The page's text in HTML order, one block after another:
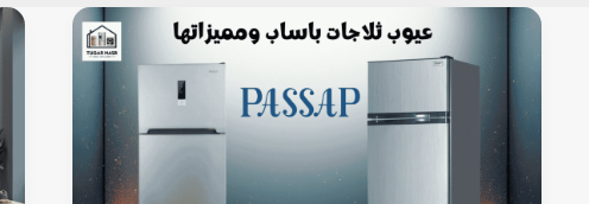
ثلاجات
باساب
ومميزاتها:
والأسعار.